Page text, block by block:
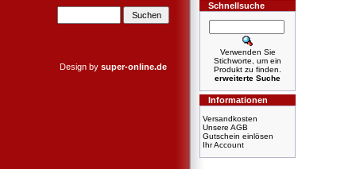
Design by super-online.de
Schnellsuche
Verwenden Sie
Stichworte, um ein
Produkt zu finden.
erweiterte Suche
Informationen
Versandkosten
Unsere AGB
Gutschein einlösen
Ihr Account